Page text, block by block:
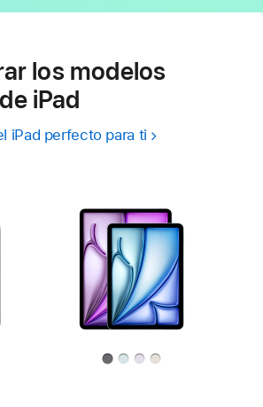
los modelos
de iPad
iPad perfecto para ti